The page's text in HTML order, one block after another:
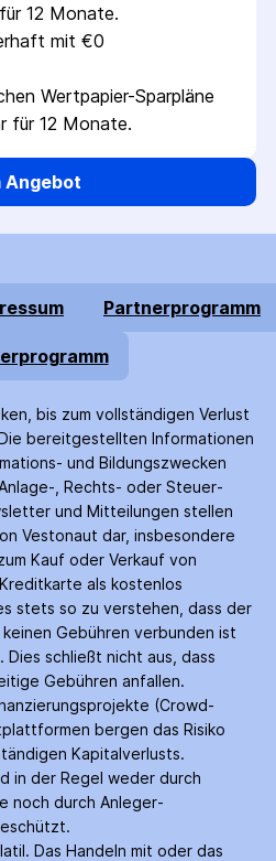
12 Monate.
mit €0
Wertpapier-Sparpläne
für 12 Monate.
Angebot
Partnerprogramm
bis zum voll­ständigen Verlust
bereitgestellten Informationen
und Bildungs­zwecken
, Rechts- oder Steuer­
und Mitteilungen stellen
Vestonaut dar, insbesondere
Kauf oder Verkauf von
als kostenlos
stets so zu verstehen, dass der
Gebühren verbunden ist
Dies schließt nicht aus, dass
Gebühren anfallen.
(Crowd­
bergen das Risiko
Kapitalverlusts.
in der Regel weder durch
noch durch Anleger­
Das Handeln mit oder das